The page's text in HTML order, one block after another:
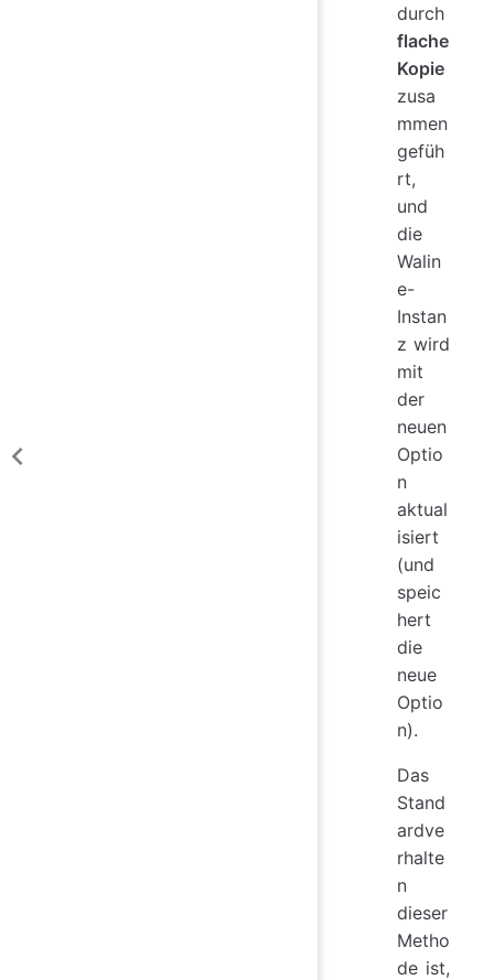
durch
flache
Kopie
zusa
mmen
gefüh
rt,
und
die
Walin
e-
Instan
z wird
mit
der
neuen
Optio
n
aktual
isiert
(und
speic
hert
die
neue
Optio
n).
Das
Stand
ardve
rhalte
n
dieser
Metho
de ist,